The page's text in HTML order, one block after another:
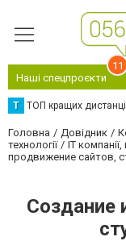
Наші спецпроєкти
11
Т ТОП кращих
Головна Довідник
технології
IT
продвижение сайтов,
Создание